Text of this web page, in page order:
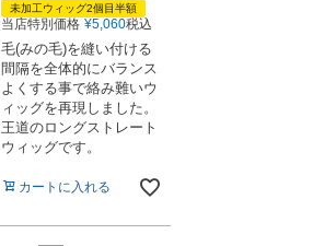
未加工ウィッグ2個目半額
当店特別価格 ¥5,060税込
毛(みの毛)を縫い付ける
間隔を全体的にバランス
よくする事で絡み難いウ
ィッグを再現しました。
王道のロングストレート
ウィッグです。
カートに入れる